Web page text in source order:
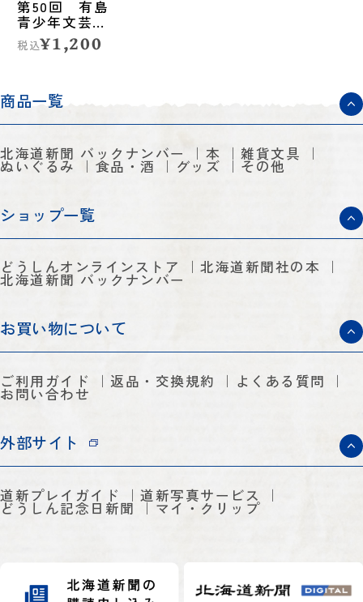
第50回 有島
青少年文芸賞
作品集
税込¥1,200
商品一覧
北海道新聞 バックナンバー 本 雑貨文具
ぬいぐるみ 食品・酒 グッズ その他
ショップ一覧
どうしんオンラインストア 北海道新聞社の本
北海道新聞 バックナンバー
お買い物について
ご利用ガイド 返品・交換規約 よくある質問
お問い合わせ
外部サイト
道新プレイガイド 道新写真サービス
どうしん記念日新聞 マイ・クリップ